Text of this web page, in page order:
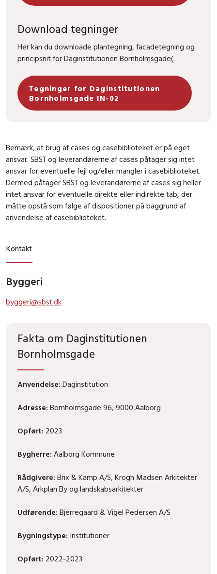
Download tegninger
Her kan du downloade plantegning, facadetegning og
principsnit for Daginstitutionen Bornholmsgade(.
Tegninger for Daginstitutionen
Bornholmsgade IN-02
Bemærk, at brug af cases og casebiblioteket er på eget
ansvar. SBST og leverandørerne af cases påtager sig intet
ansvar for eventuelle fejl og/eller mangler i casebiblioteket.
Dermed påtager SBST og leverandørerne af cases sig heller
intet ansvar for eventuelle direkte eller indirekte tab, der
måtte opstå som følge af dispositioner på baggrund af
anvendelse af casebiblioteket.
Kontakt
Byggeri
byggeri@sbst.dk
Fakta om Daginstitutionen
Bornholmsgade
Anvendelse: Daginstitution
Adresse: Bornholmsgade 96, 9000 Aalborg
Opført: 2023
Bygherre: Aalborg Kommune
Rådgivere: Brix & Kamp A/S, Krogh Madsen Arkitekter
A/S, Arkplan By og landskabsarkitekter
Udførende: Bjerregaard & Vigel Pedersen A/S
Bygningstype: Institutioner
Opført: 2022-2023